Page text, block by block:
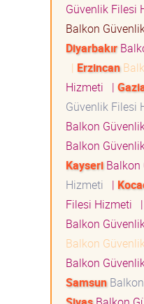
Güvenlik Filesi
Balkon
Diyarbakır
| Erzincan
Hizmeti
|
Güvenlik Filesi
Balkon
Balkon
KayseriBalkon
Hizmeti
|
Filesi Hizmeti
|
Balkon
Balkon
Balkon
Samsun